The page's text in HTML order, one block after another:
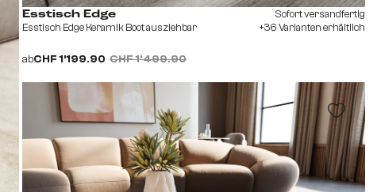
Esstisch Edge
Esstisch Edge Keramik Boot ausziehbar
abCHF 1’199.90 CHF 1’499.90
Sofort versandfertig
+36 Varianten erhältlich